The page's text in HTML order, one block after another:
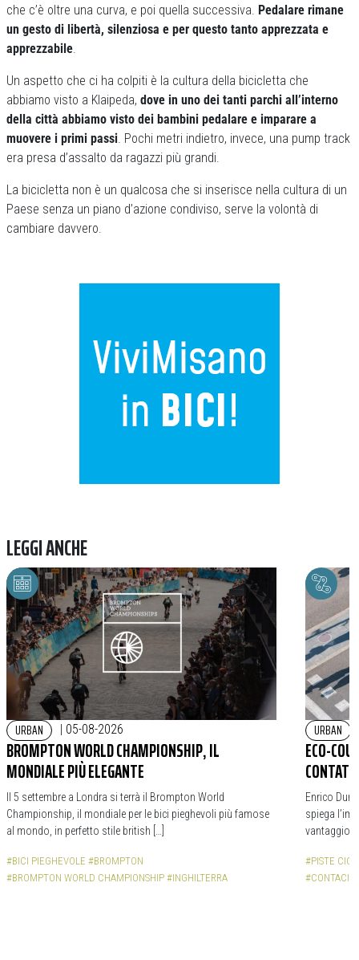
che c’è oltre una curva, e poi quella successiva. Pedalare rimane
un gesto di libertà, silenziosa e per questo tanto apprezzata e
apprezzabile.
Un aspetto che ci ha colpiti è la cultura della bicicletta che
abbiamo visto a Klaipeda, dove in uno dei tanti parchi all’interno
della città abbiamo visto dei bambini pedalare e imparare a
muovere i primi passi. Pochi metri indietro, invece, una pump track
era presa d’assalto da ragazzi più grandi.
La bicicletta non è un qualcosa che si inserisce nella cultura di un
Paese senza un piano d’azione condiviso, serve la volontà di
cambiare davvero.
LEGGI ANCHE
URBAN | 05-08-2026
BROMPTON WORLD CHAMPIONSHIP, IL
MONDIALE PIÙ ELEGANTE
Il 5 settembre a Londra si terrà il Brompton World
Championship, il mondiale per le bici pieghevoli più famose
al mondo, in perfetto stile british […]
#BICI PIEGHEVOLE #BROMPTON
#BROMPTON WORLD CHAMPIONSHIP #INGHILTERRA
URBAN
ECO-
Enrico
spiega
vantaggio
#PISTE